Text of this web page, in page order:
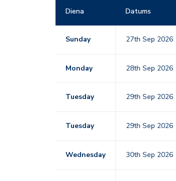
Diena Datums
Sunday 27th Sep 2026
Monday 28th Sep 2026
Tuesday 29th Sep 2026
Tuesday 29th Sep 2026
Wednesday 30th Sep 2026